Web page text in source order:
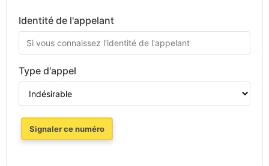
Identité de l'appelant
Type d'appel
Signaler ce numéro